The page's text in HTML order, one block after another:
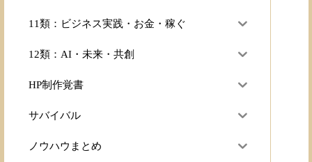
11類：ビジネス実践・お金・稼ぐ
12類：AI・未来・共創
HP制作覚書
サバイバル
ノウハウまとめ